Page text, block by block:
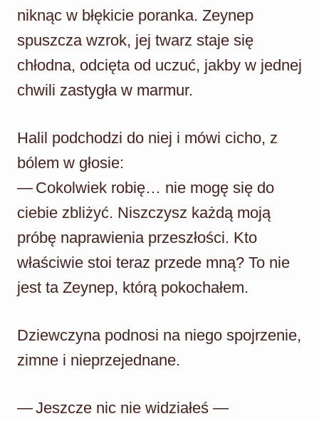
niknąc w błękicie poranka. Zeynep
spuszcza wzrok, jej twarz staje się
chłodna, odcięta od uczuć, jakby w jednej
chwili zastygła w marmur.
Halil podchodzi do niej i mówi cicho, z
bólem w głosie:
— Cokolwiek robię… nie mogę się do
ciebie zbliżyć. Niszczysz każdą moją
próbę naprawienia przeszłości. Kto
właściwie stoi teraz przede mną? To nie
jest ta Zeynep, którą pokochałem.
Dziewczyna podnosi na niego spojrzenie,
zimne i nieprzejednane.
— Jeszcze nic nie widziałeś —